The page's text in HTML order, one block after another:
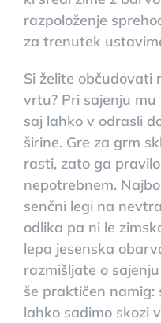
razpoloženje
za trenutek
Si želite občudovati
vrtu? Pri sajenju
saj lahko v odrasli
širine. Gre za grm
rasti, zato ga
nepotrebnem.
senčni legi na
odlika pa ni le
lepa jesenska
razmišljate o
še praktičen namig:
lahko sadimo skozi